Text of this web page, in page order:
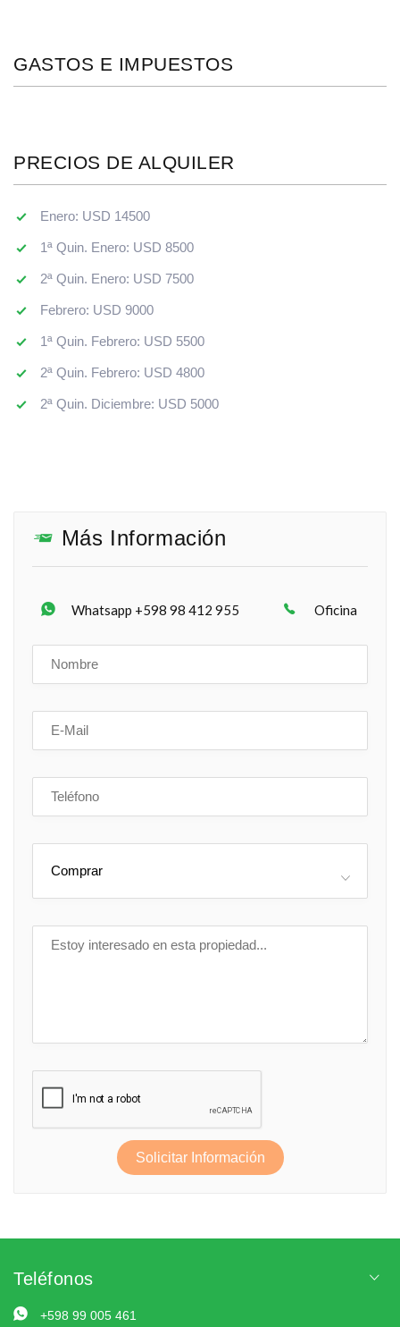
GASTOS E IMPUESTOS
PRECIOS DE ALQUILER
Enero: USD 14500
1ª Quin. Enero: USD 8500
2ª Quin. Enero: USD 7500
Febrero: USD 9000
1ª Quin. Febrero: USD 5500
2ª Quin. Febrero: USD 4800
2ª Quin. Diciembre: USD 5000
Más Información
Whatsapp +598 98 412 955 Oficina
Comprar
Solicitar Información
Teléfonos
+598 99 005 461